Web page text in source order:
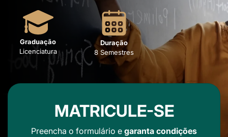
Graduação
Licenciatura
Duração
8 Semestres
MATRICULE-SE
Preencha o formulário e garanta condições